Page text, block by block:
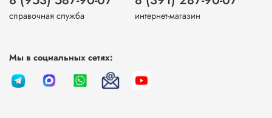
справочная служба интернет-магазин
Мы в социальных сетях: